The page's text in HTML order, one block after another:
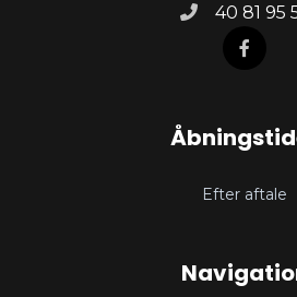
40 81 95
Efter aftale